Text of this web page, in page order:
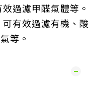
過濾甲醛氣體等。
有效過濾有機、酸
等。